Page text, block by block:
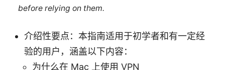
before relying on them.
介绍性要点：本指南适用于初学者和有一定经
验的用户，涵盖以下内容：
为什么在 Mac 上使用 VPN